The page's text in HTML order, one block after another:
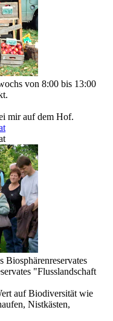
von 8:00 bis 13:00
mir auf dem Hof.
Biosphärenreservates
"Flusslandschaft
auf Biodiversität wie
Nistkästen,